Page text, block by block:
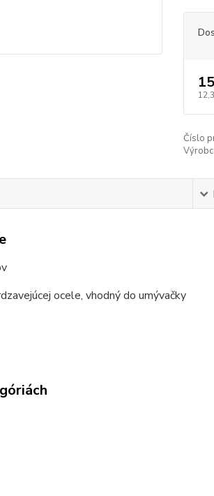
Číslo
ocele, vhodný do umývačky